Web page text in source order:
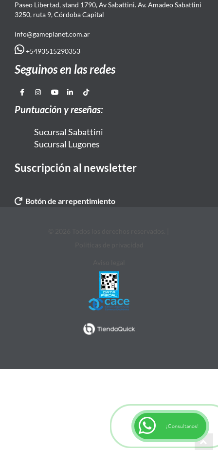
Paseo Libertad, stand 1790, Av Sabattini. Av. Amadeo Sabattini
3250, ruta 9, Córdoba Capital
info@gameplanet.com.ar
+5493515290353
Seguinos en las redes
Puntuación y reseñas:
Sucursal Sabattini
Sucursal Lugones
Suscripción al newsletter
Botón de arrepentimiento
¡Consultanos!